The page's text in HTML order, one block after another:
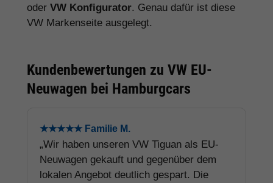
oder VW Konfigurator. Genau dafür ist diese
VW Markenseite ausgelegt.
Kundenbewertungen zu VW EU-
Neuwagen bei Hamburgcars
★★★★★ Familie M.
„Wir haben unseren VW Tiguan als EU-
Neuwagen gekauft und gegenüber dem
lokalen Angebot deutlich gespart. Die